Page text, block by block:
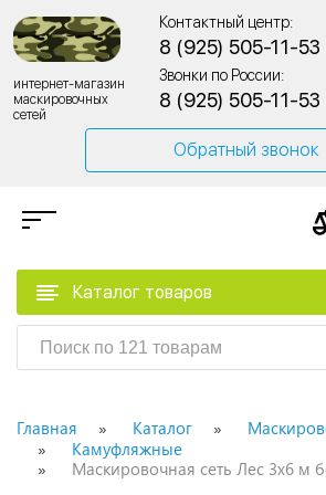
интернет-магазин
маскировочных
сетей
Контактный центр:
8 (925) 505-11-53
Звонки по России:
8 (925) 505-11-53
Обратный звонок
Каталог товаров
Главная Каталог
Камуфляжные
Маскировочная сеть Лес 3х6 м